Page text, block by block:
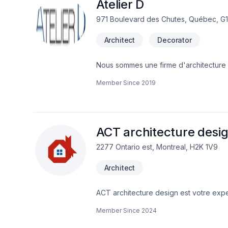
Atelier D
971 Boulevard des Chutes, Québec,
Architect Decorator
Nous sommes une firme
sa réputation par la synergie dans le
Member Since 2019
ACT architecture
2277 Ontario est, Montreal, H2K 1V9
Architect
ACT architecture design est votre
Member Since 2024